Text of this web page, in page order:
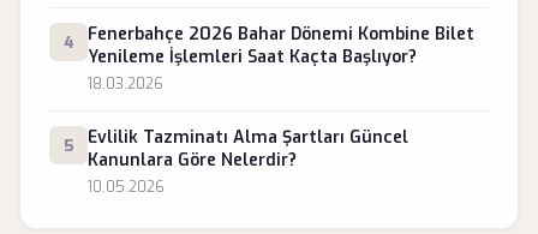
4
Fenerbahçe 2026 Bahar Dönemi Kombine Bilet
Yenileme İşlemleri Saat Kaçta Başlıyor?
18.03.2026
5
Evlilik Tazminatı Alma Şartları Güncel
Kanunlara Göre Nelerdir?
10.05.2026